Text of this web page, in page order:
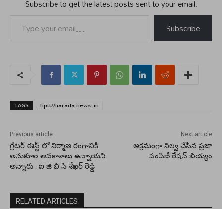
Subscribe to get the latest posts sent to your email.
Subscribe
TAGS .hptt//narada news .in
Previous article
గ్రేటర్ ఈస్ట్ లో నిర్మాణ రంగానికి
అనుకూల అవకాశాలు ఉన్నాయని
అన్నారు . ఐ జి బి సి శేఖర్ రెడ్డి
Next article
అక్రమంగా నిల్వ చేసిన ప్రజా
పంపిణీ రేషన్ బియ్యం
RELATED ARTICLES